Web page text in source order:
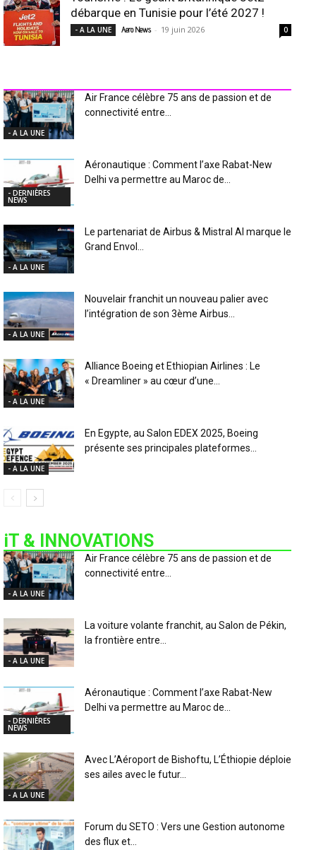
débarque en Tunisie pour l’été 2027 !
- A LA UNE Aero News - 19 juin 2026 0
- A LA UNE
Air France célèbre 75 ans de passion et de
connectivité entre...
- DERNIÈRES
NEWS
Aéronautique : Comment l’axe Rabat-New
Delhi va permettre au Maroc de...
- A LA UNE
Le partenariat de Airbus & Mistral AI marque le
Grand Envol...
- A LA UNE
Nouvelair franchit un nouveau palier avec
l’intégration de son 3ème Airbus...
- A LA UNE
Alliance Boeing et Ethiopian Airlines : Le
« Dreamliner » au cœur d’une...
- A LA UNE
En Egypte, au Salon EDEX 2025, Boeing
présente ses principales plateformes...
iT & INNOVATIONS
- A LA UNE
Air France célèbre 75 ans de passion et de
connectivité entre...
- A LA UNE
La voiture volante franchit, au Salon de Pékin,
la frontière entre...
- DERNIÈRES
NEWS
Aéronautique : Comment l’axe Rabat-New
Delhi va permettre au Maroc de...
- A LA UNE
Avec L’Aéroport de Bishoftu, L’Éthiopie déploie
ses ailes avec le futur...
Forum du SETO : Vers une Gestion autonome
des flux et...